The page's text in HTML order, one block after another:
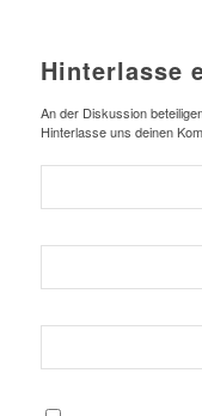
Hinterlasse
An der Diskussion
Hinterlasse uns deinen